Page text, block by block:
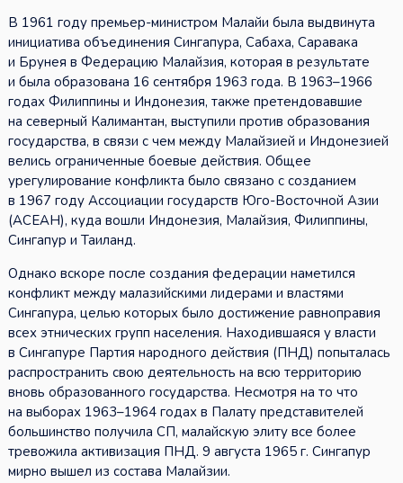
В 1961 году премьер-министром Малайи была выдвинута
инициатива объединения Сингапура, Сабаха, Саравака
и Брунея в Федерацию Малайзия, которая в результате
и была образована 16 сентября 1963 года. В 1963–1966
годах Филиппины и Индонезия, также претендовавшие
на северный Калимантан, выступили против образования
государства, в связи с чем между Малайзией и Индонезией
велись ограниченные боевые действия. Общее
урегулирование конфликта было связано с созданием
в 1967 году Ассоциации государств Юго-Восточной Азии
(АСЕАН), куда вошли Индонезия, Малайзия, Филиппины,
Сингапур и Таиланд.
Однако вскоре после создания федерации наметился
конфликт между малазийскими лидерами и властями
Сингапура, целью которых было достижение равноправия
всех этнических групп населения. Находившаяся у власти
в Сингапуре Партия народного действия (ПНД) попыталась
распространить свою деятельность на всю территорию
вновь образованного государства. Несмотря на то что
на выборах 1963–1964 годах в Палату представителей
большинство получила СП, малайскую элиту все более
тревожила активизация ПНД. 9 августа 1965 г. Сингапур
мирно вышел из состава Малайзии.